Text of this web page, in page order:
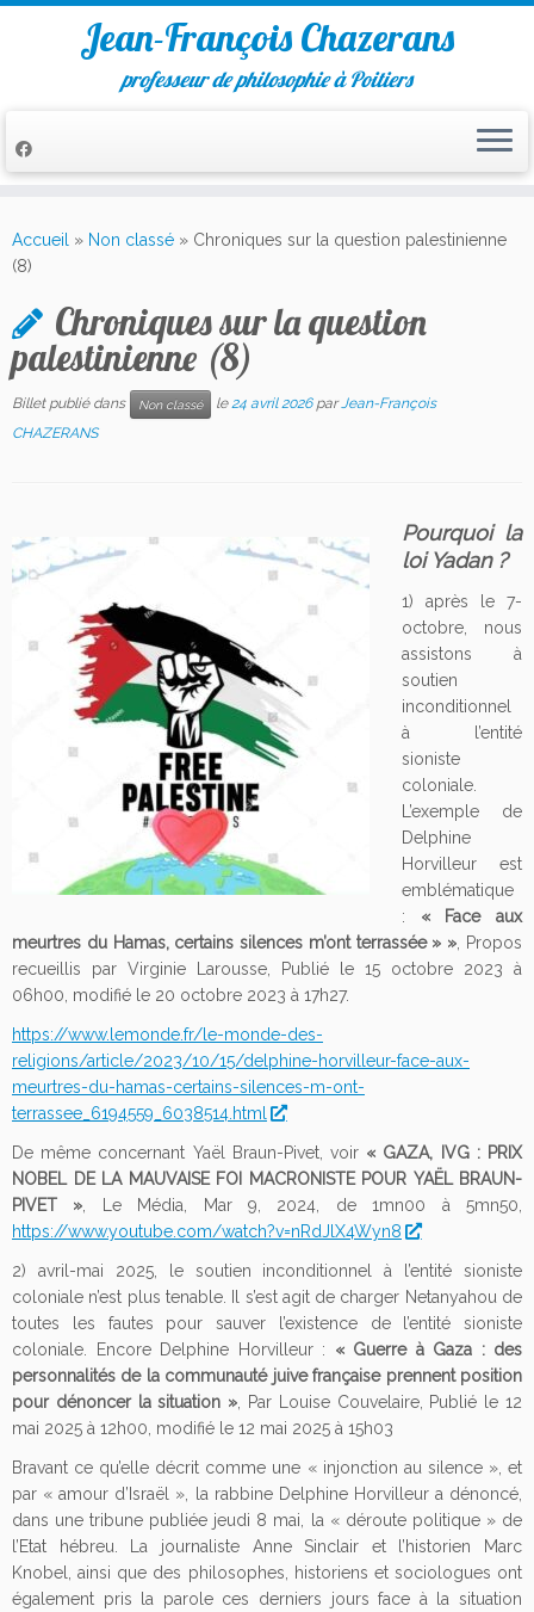
au
contenu
Jean-François Chazerans
professeur de philosophie à Poitiers
Accueil » Non classé » Chroniques sur la question palestinienne
(8)
Chroniques sur la question
palestinienne (8)
Billet publié dans Non classé le24 avril 2026 parJean-François
CHAZERANS
Pourquoi la
loi Yadan ?
1) après le 7-
octobre, nous
assistons à
soutien
inconditionnel
à l’entité
sioniste
coloniale.
L’exemple de
Delphine
Horvilleur est
emblématique
: « Face aux
meurtres du Hamas, certains silences m’ont terrassée » » , Propos
recueillis par Virginie Larousse, Publié le 15 octobre 2023 à
06h00, modifié le 20 octobre 2023 à 17h27.
https://www.lemonde.fr/le-monde-des-
religions/article/2023/10/15/delphine-horvilleur-face-aux-
meurtres-du-hamas-certains-silences-m-ont-
terrassee_6194559_6038514.html
De même concernant Yaël Braun-Pivet, voir « GAZA, IVG : PRIX
NOBEL DE LA MAUVAISE FOI MACRONISTE POUR YAËL BRAUN-
PIVET » , Le Média, Mar 9, 2024, de 1mn00 à 5mn50,
https://www.youtube.com/watch?v=nRdJlX4Wyn8
2) avril-mai 2025, le soutien inconditionnel à l’entité sioniste
coloniale n’est plus tenable. Il s’est agit de charger Netanyahou de
toutes les fautes pour sauver l’existence de l’entité sioniste
coloniale. Encore Delphine Horvilleur : « Guerre à Gaza : des
personnalités de la communauté juive française prennent position
pour dénoncer la situation » , Par Louise Couvelaire, Publié le 12
mai 2025 à 12h00, modifié le 12 mai 2025 à 15h03
Bravant ce qu’elle décrit comme une « injonction au silence », et
par « amour d’Israël », la rabbine Delphine Horvilleur a dénoncé,
dans une tribune publiée jeudi 8 mai, la « déroute politique » de
l’Etat hébreu. La journaliste Anne Sinclair et l’historien Marc
Knobel, ainsi que des philosophes, historiens et sociologues ont
également pris la parole ces derniers jours face à la situation